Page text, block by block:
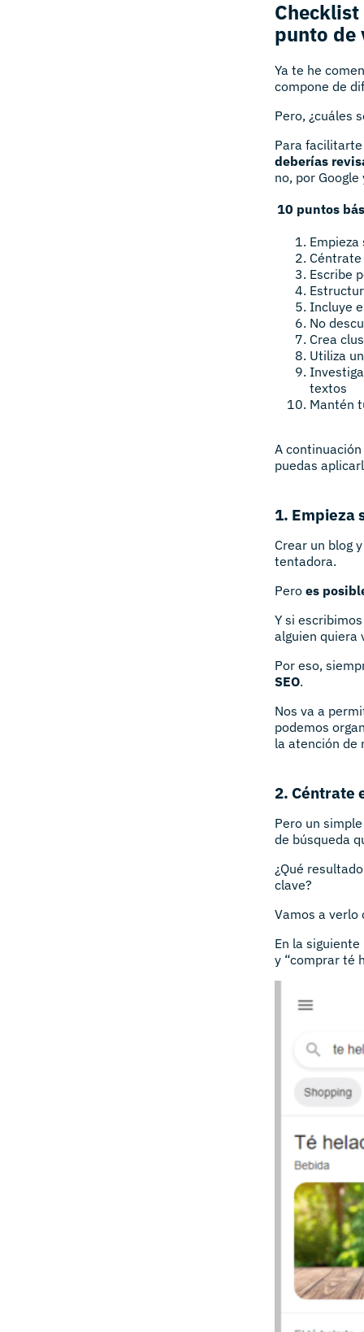
punto de
Ya te he
compone de
Pero, ¿cuáles
Para
deberías
no, por
10 puntos
Escribe
Incluye
No
Crea
Utiliza
textos
Mantén
A
puedas
1. Empieza
Crear un blog
tentadora.
Pero es
Y si
alguien quiera
Por eso,
SEO.
Nos va a
podemos
la atención de
2. Céntrate
Pero un
de búsqueda
¿Qué
clave?
Vamos a verlo
En la
y “comprar té